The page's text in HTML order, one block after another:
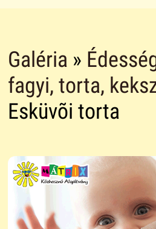
Galéria »
fagyi, torta,
Esküvõi torta